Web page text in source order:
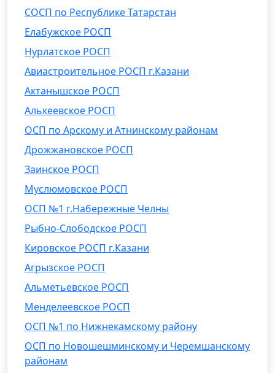
СОСП по Республике Татарстан
Елабужское РОСП
Нурлатское РОСП
Авиастроительное РОСП г.Казани
Актанышское РОСП
Алькеевское РОСП
ОСП по Арскому и Атнинскому районам
Дрожжановское РОСП
Заинское РОСП
Муслюмовское РОСП
ОСП №1 г.Набережные Челны
Рыбно-Слободское РОСП
Кировское РОСП г.Казани
Агрызское РОСП
Альметьевское РОСП
Менделеевское РОСП
ОСП №1 по Нижнекамскому району
ОСП по Новошешминскому и Черемшанскому
районам